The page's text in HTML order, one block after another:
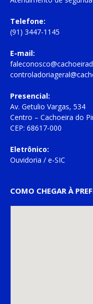
Telefone:
(91) 3447-1145
E-mail:
Presencial:
Av. Getulio Vargas, 534
Centro – Cachoeira do
CEP: 68617-000
Eletrônico:
Ouvidoria / e-SIC
COMO CHEGAR À